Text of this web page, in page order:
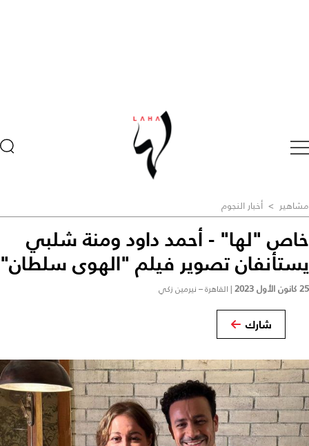
مشاهير > أخبار النجوم
خاص "لها" - أحمد داود ومنة شلبي
يستأنفان تصوير فيلم "الهوى سلطان"
25 كانون الأول 2023 | القاهرة – نيرمين زكي
شارك